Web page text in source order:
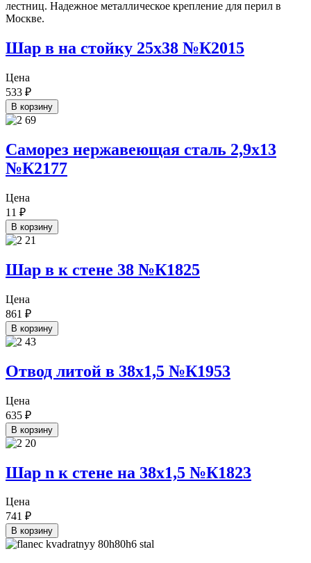
Шар в на стойку 25х38 №К2015
Цена
533 ₽
В корзину
Саморез нержавеющая сталь 2,9х13
№К2177
Цена
11 ₽
В корзину
Шар в к стене 38 №К1825
Цена
861 ₽
В корзину
Отвод литой в 38х1,5 №К1953
Цена
635 ₽
В корзину
Шар n к стене на 38х1,5 №К1823
Цена
741 ₽
В корзину